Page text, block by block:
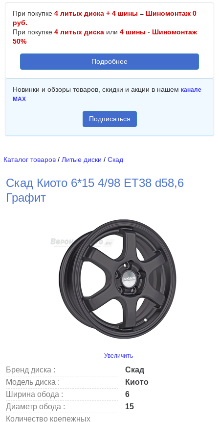
При покупке 4 литых диска + 4 шины = Шиномонтаж 0
руб.
При покупке 4 литых диска или 4 шины - Шиномонтаж
50%
Подробнее
Новинки и обзоры товаров, скидки и акции в нашем канале
MAX
Подписаться
Каталог товаров / Литые диски / Скад
Скад Киото 6*15 4/98 ET38 d58,6
Графит
Увеличить
Бренд диска :
Скад
Модель диска :
Киото
Ширина обода :
6
Диаметр обода :
15
Количество крепежных